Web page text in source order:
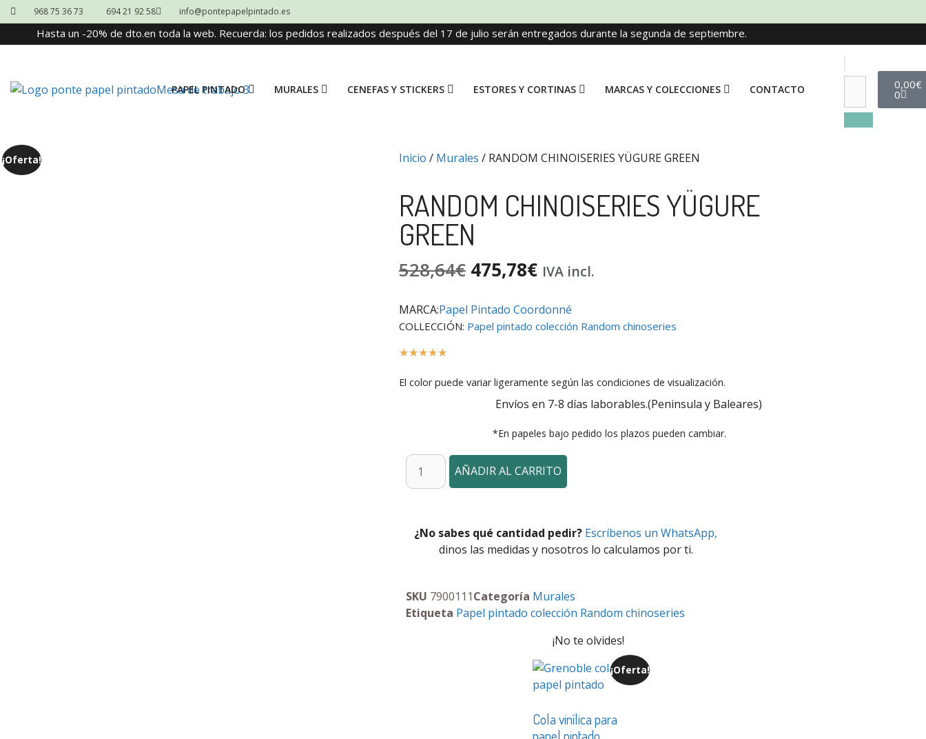
968 75 36 73 694 21 92 58 info@pontepapelpintado.es
Hasta un -20% de dto.en toda la web. Recuerda: los pedidos realizados después del 17 de julio serán entregados durante la segunda de septiembre.
PAPEL PINTADO MURALES CENEFAS Y STICKERS ESTORES Y CORTINAS MARCAS Y COLECCIONES CONTACTO 0,00€
0
¡Oferta! Inicio / Murales / RANDOM CHINOISERIES YÜGURE GREEN
RANDOM CHINOISERIES YÜGURE
GREEN
528,64€ 475,78€ IVA incl.
MARCA:Papel Pintado Coordonné
COLLECCIÓN: Papel pintado colección Random chinoseries
☆☆☆☆☆
El color puede variar ligeramente según las condiciones de visualización.
Envíos en 7-8 días laborables.(Peninsula y Baleares)
*En papeles bajo pedido los plazos pueden cambiar.
AÑADIR AL CARRITO
¿No sabes qué cantidad pedir? Escríbenos un WhatsApp,
dinos las medidas y nosotros lo calculamos por ti.
SKU 7900111Categoría Murales
Etiqueta Papel pintado colección Random chinoseries
¡No te olvides!
¡Oferta!
Cola vinílica para
papel pintado